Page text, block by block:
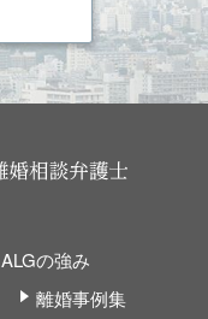
ALGの強み
離婚事例集